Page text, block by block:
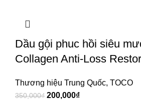
Dầu gội phuc hồi siêu
Collagen Anti-Loss
Thương hiệu Trung Quốc, TOCO
350,000₫ 200,000₫